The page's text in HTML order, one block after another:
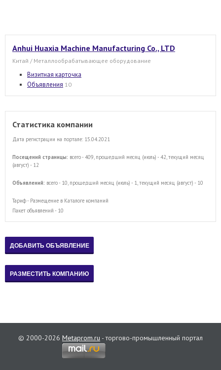
Anhui Huaxia Machine Manufacturing Co., LTD
Китай / Металлообрабатывающее оборудование
Визитная карточка
Объявления 10
Статистика компании
Дата регистрации на портале: 15.04.2021
Посещений страницы: всего - 409, прошедший месяц (июль) - 42, текущий месяц
(август) - 12
Объявлений: всего - 10, прошедший месяц (июль) - 1, текущий месяц (август) - 10
Тариф - Размещение в Каталоге компаний
Пакет объявлений - 10
© 2000-2026 Metaprom.ru - торгово-промышленный портал